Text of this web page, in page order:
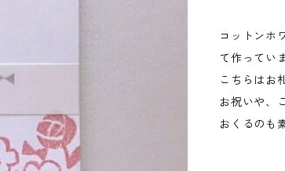
コットンホ
て作ってい
こちらはお
お祝いや、
おくるのも